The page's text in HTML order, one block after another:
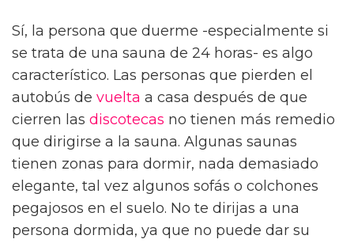
Sí, la persona que duerme -especialmente si
se trata de una sauna de 24 horas- es algo
característico. Las personas que pierden el
autobús de vuelta a casa después de que
cierren las discotecas no tienen más remedio
que dirigirse a la sauna. Algunas saunas
tienen zonas para dormir, nada demasiado
elegante, tal vez algunos sofás o colchones
pegajosos en el suelo. No te dirijas a una
persona dormida, ya que no puede dar su